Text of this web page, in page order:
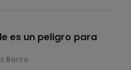
es un peligro para
Barco